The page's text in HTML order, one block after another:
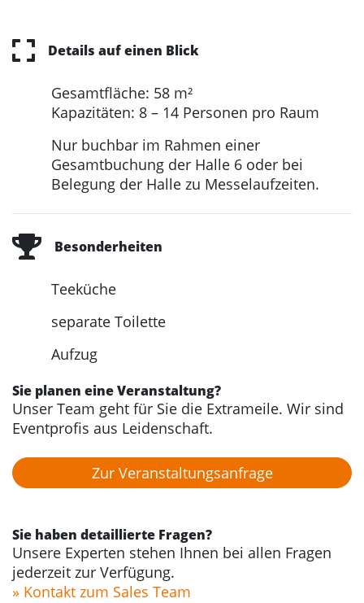
Details auf einen Blick
Gesamtfläche: 58 m²
Kapazitäten: 8 – 14 Personen pro Raum
Nur buchbar im Rahmen einer
Gesamtbuchung der Halle 6 oder bei
Belegung der Halle zu Messelaufzeiten.
Besonderheiten
Teeküche
separate Toilette
Aufzug
Sie planen eine Veranstaltung?
Unser Team geht für Sie die Extrameile. Wir sind
Eventprofis aus Leidenschaft.
Zur Veranstaltungs­anfrage
Sie haben detaillierte Fragen?
Unsere Experten stehen Ihnen bei allen Fragen
jederzeit zur Verfügung.
» Kontakt zum Sales Team